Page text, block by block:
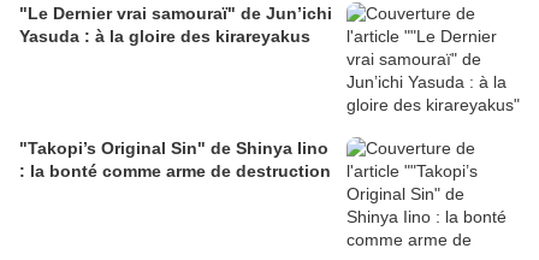
"Le Dernier vrai samouraï" de Jun’ichi
Yasuda : à la gloire des kirareyakus
"Takopi’s Original Sin" de Shinya Iino
: la bonté comme arme de destruction